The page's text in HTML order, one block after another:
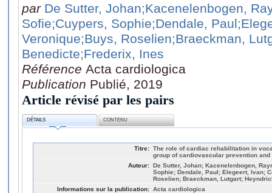
par De Sutter, Johan;Kacenelenbogen,
Sofie;Cuypers, Sophie;Dendale, Paul
Veronique;Buys, Roselien;Braeckman,
Benedicte;Frederix, Ines
Référence Acta cardiologica
Publication Publié, 2019
Article révisé par les pairs
DÉTAILS CONTENU
Titre: The role of cardiac rehabilitation in
group of cardiovascular prevention
Auteur: De Sutter, Johan; Kacenelenbogen,
Sophie; Dendale, Paul; Elegeert, Ivan;
Roselien; Braeckman, Lutgart;
Informations sur la publication: Acta cardiologica